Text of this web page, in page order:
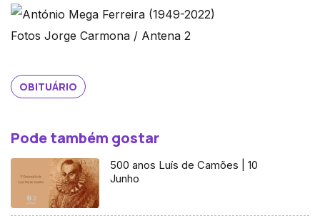
Fotos Jorge Carmona / Antena 2
OBITUÁRIO
Pode também gostar
500 anos Luís de Camões | 10
Junho